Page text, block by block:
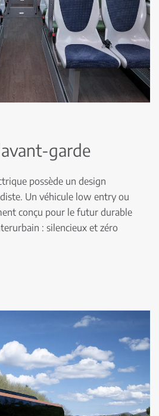
garde
possède un design
Un véhicule low entry ou
conçu pour le futur durable
: silencieux et zéro